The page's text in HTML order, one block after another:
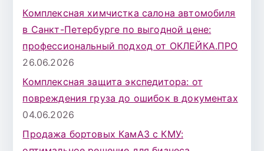
Комплексная химчистка салона автомобиля
в Санкт-Петербурге по выгодной цене:
профессиональный подход от ОКЛЕЙКА.ПРО
26.06.2026
Комплексная защита экспедитора: от
повреждения груза до ошибок в документах
04.06.2026
Продажа бортовых КамАЗ с КМУ: